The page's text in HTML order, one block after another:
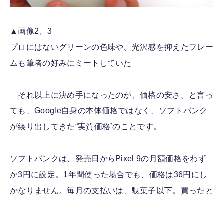
▲画像2、3
プロにはないグリーンの色味や、光沢感を抑えたフレー
ムも筆者の好みにミートしていた
それ以上に決め手になったのが、価格の安さ。と言っ
ても、Google自身の本体価格ではなく、ソフトバンク
が繰り出してきた“実質価格”のことです。
ソフトバンクは、発売日からPixel 9の月額価格をわず
か3円に設定。1年間使った場合でも、価格は36円にし
かなりません。毎月の支払いは、駄菓子以下。買ったと